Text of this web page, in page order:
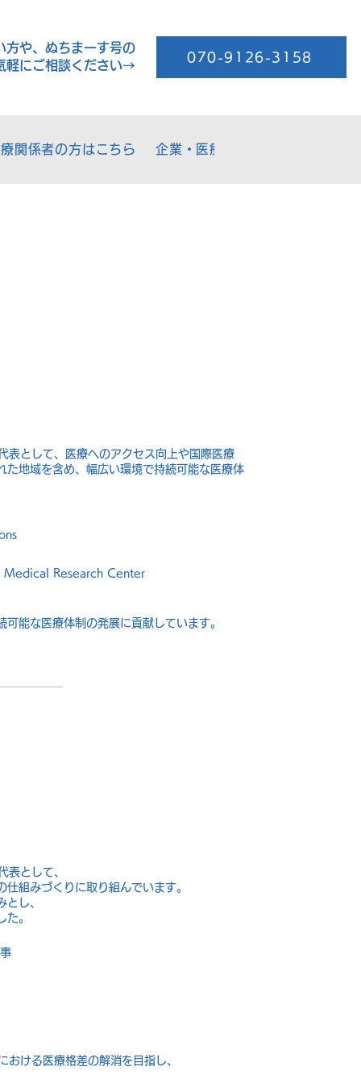
方や、ぬちまーす号の
軽にご相談ください→
070-9126-3158
療関係者の方はこちら 企業・医療機関の方はこちら
として、医療へのアクセス向上や国際医療
地域を含め、幅広い環境で持続可能な医療体
Medical Research Center
能な医療体制の発展に貢献しています。
として、
組みづくりに取り組んでいます。
とし、
。
ける医療格差の解消を目指し、